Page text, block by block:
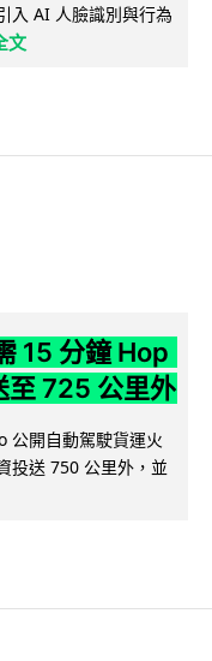
入 AI 人臉識別與行為
文
15 分鐘 Hop
725 公里外
公開自動駕駛貨運火
投送 750 公里外，並